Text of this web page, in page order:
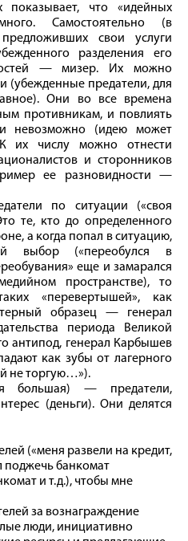
что «идейных
Самостоятельно (в
свои услуги
разделения его
— мизер. Их можно
(убежденные предатели, для
Они во все времена
противникам, и повлиять
невозможно (идею может
их числу можно отнести
и сторонников
ее разновидности —
по ситуации («своя
те, кто до определенного
а когда попал в ситуацию,
выбор («переобулся в
еще и замарался
пространстве), то
«перевертышей», как
образец — генерал
периода Великой
антипод, генерал Карбышев
как зубы от лагерного
не торгую…»).
большая) — предатели,
(деньги). Они делятся
(«меня развели на кредит,
поджечь банкомат
и т. д.), чтобы мне
за вознаграждение
люди, инициативно